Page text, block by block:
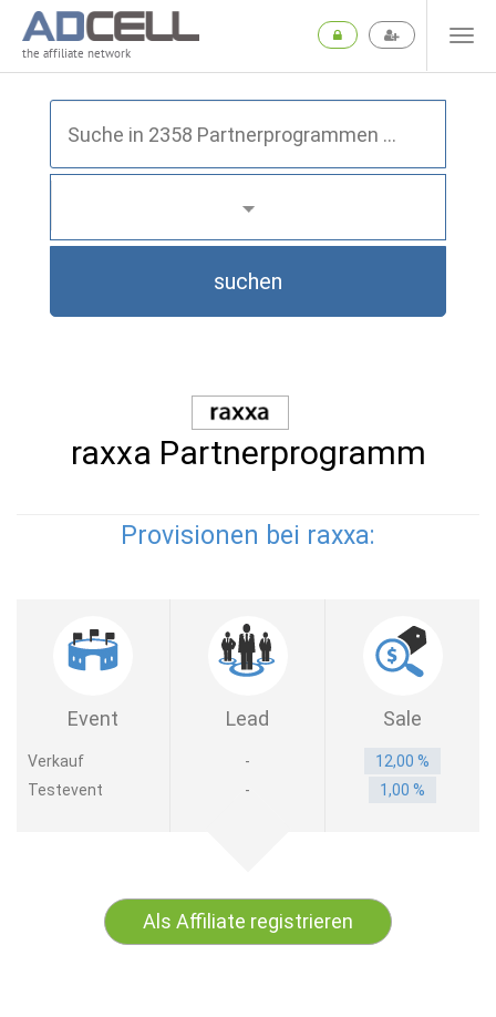
the affiliate network
suchen
raxxa Partnerprogramm
Provisionen bei raxxa:
Event Lead Sale
Verkauf -
12,00 %
Testevent
- 1,00 %
Als Affiliate registrieren